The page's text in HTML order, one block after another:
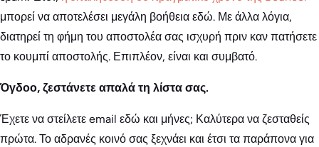
μπορεί να αποτελέσει μεγάλη βοήθεια εδώ. Με άλλα λόγια,
διατηρεί τη φήμη του αποστολέα σας ισχυρή πριν καν πατήσετε
το κουμπί αποστολής. Επιπλέον, είναι και συμβατό.
Όγδοο, ζεστάνετε απαλά τη λίστα σας.
Έχετε να στείλετε email εδώ και μήνες; Καλύτερα να ζεσταθείς
πρώτα. Το αδρανές κοινό σας ξεχνάει και έτσι τα παράπονα για